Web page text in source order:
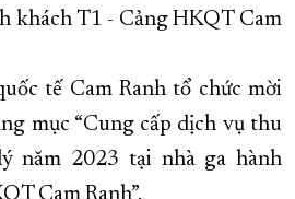
khách T1 - Cảng HKQT Cam
tế Cam Ranh tổ chức mời
mục “Cung cấp dịch vụ thu
năm 2023 tại nhà ga hành